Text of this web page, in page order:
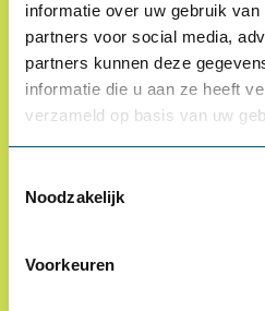
informatie over uw gebruik
partners voor social media,
partners kunnen deze
informatie die u aan ze heeft
verzameld op basis van uw
Noodzakelijk
Voorkeuren
Inloggen
OCI-koppeling
Contact
Veelgestelde vragen